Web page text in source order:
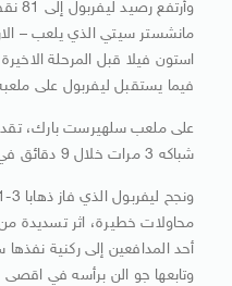
مانشستر سيتي الذي يلعب –
استون فيلا قبل المرحلة
فيما يستقبل ليفربول على
على ملعب سلهيرست بارك، تقدم
شباكه 3 مرات خلال 9 دقائق في ربع الساعة الاخير.
محاولات خطيرة، اثر تسديدة
أحد المدافعين إلى ركنية
وتابعها جو الن برأسه في اقصى